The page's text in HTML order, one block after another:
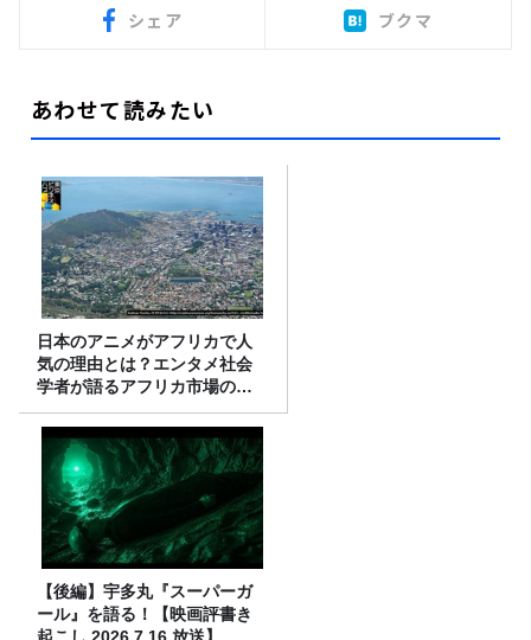
シェア ブクマ
あわせて読みたい
日本のアニメがアフリカで人
気の理由とは？エンタメ社会
学者が語るアフリカ市場のリ
アル
【後編】宇多丸『スーパーガ
ール』を語る！【映画評書き
起こし 2026.7.16 放送】